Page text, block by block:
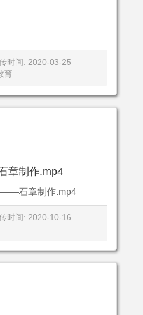
传时间: 2020-03-25
育
章制作.mp4
——石章制作.mp4
传时间: 2020-10-16